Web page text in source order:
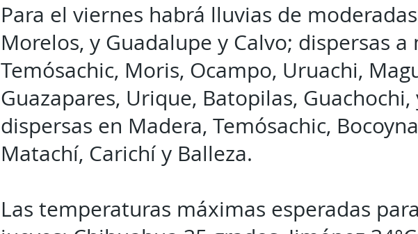
Para el viernes habrá lluvias de
Morelos, y Guadalupe y Calvo; dispersas a
Temósachic, Moris, Ocampo, Uruachi,
Guazapares, Urique, Batopilas, Guachochi,
dispersas en Madera, Temósachic,
Matachí, Carichí y Balleza.
Las temperaturas máximas esperadas